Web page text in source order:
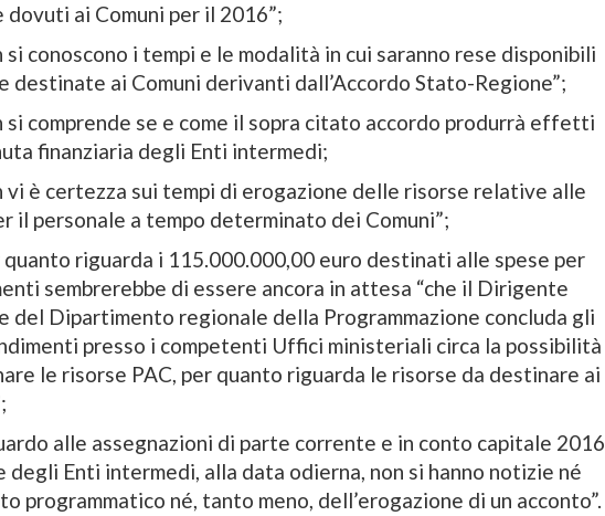
ai Comuni per il 2016”;
si conoscono i tempi e le modalità in cui saranno rese disponibili
destinate ai Comuni derivanti dall’Accordo Stato-Regione”;
si comprende se e come il sopra citato accordo produrrà effetti
finanziaria degli Enti intermedi;
vi è certezza sui tempi di erogazione delle risorse relative alle
il personale a tempo determinato dei Comuni”;
quanto riguarda i 115.000.000,00 euro destinati alle spese per
sembrerebbe di essere ancora in attesa “che il Dirigente
del Dipartimento regionale della Programmazione concluda gli
presso i competenti Uffici ministeriali circa la possibilità
le risorse PAC, per quanto riguarda le risorse da destinare ai
alle assegnazioni di parte corrente e in conto capitale 2016
degli Enti intermedi, alla data odierna, non si hanno notizie né
programmatico né, tanto meno, dell’erogazione di un acconto”.